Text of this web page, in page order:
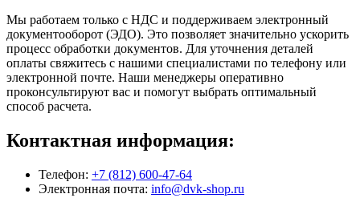
Мы работаем только с НДС и поддерживаем электронный
документооборот (ЭДО). Это позволяет значительно ускорить
процесс обработки документов. Для уточнения деталей
оплаты свяжитесь с нашими специалистами по телефону или
электронной почте. Наши менеджеры оперативно
проконсультируют вас и помогут выбрать оптимальный
способ расчета.
Контактная информация:
Телефон: +7 (812) 600-47-64
Электронная почта: info@dvk-shop.ru